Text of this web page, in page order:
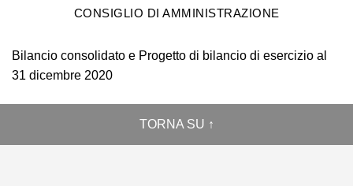
CONSIGLIO DI AMMINISTRAZIONE
Bilancio consolidato e Progetto di bilancio di esercizio al
31 dicembre 2020
TORNA SU ↑